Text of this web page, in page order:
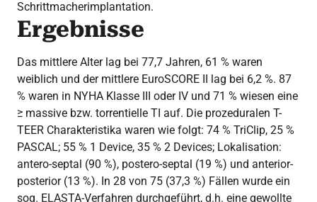
Schrittmacherimplantation.
Ergebnisse
Das mittlere Alter lag bei 77,7 Jahren, 61 % waren
weiblich und der mittlere EuroSCORE II lag bei 6,2 %. 87
% waren in NYHA Klasse III oder IV und 71 % wiesen eine
≥ massive bzw. torrentielle TI auf. Die prozeduralen T-
TEER Charakteristika waren wie folgt: 74 % TriClip, 25 %
PASCAL; 55 % 1 Device, 35 % 2 Devices; Lokalisation:
antero-septal (90 %), postero-septal (19 %) und anterior-
posterior (13 %). In 28 von 75 (37,3 %) Fällen wurde ein
sog. ELASTA-Verfahren durchgeführt, d.h. eine gewollte